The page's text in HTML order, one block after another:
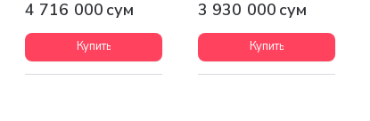
4 716 000 сум
Купить
3 930 000 сум
Купить